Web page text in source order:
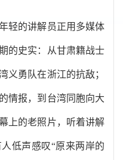
轻的讲解员正用多媒体
的史实：从甘肃籍战士
义勇队在浙江的抗敌；
情报，到台湾同胞向大
上的老照片，听着讲解
低声感叹“原来两岸的